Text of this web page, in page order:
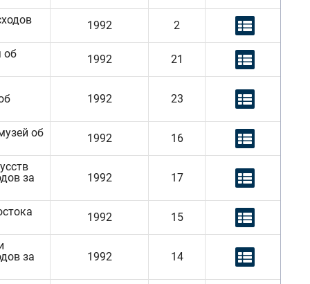
1992 2
об 1992 21
1992 23
об 1992 16
за
1992 17
1992 15
за
1992 14